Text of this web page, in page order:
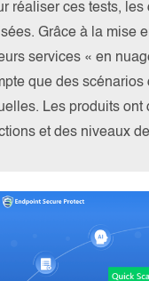
réaliser ces tests,
Grâce à la mise
services « en
que des scénarios
Les produits ont
et des niveaux